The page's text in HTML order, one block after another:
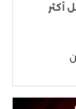
أكثر